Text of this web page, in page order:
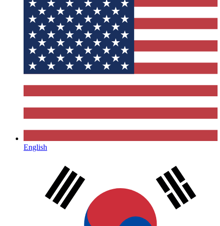
English